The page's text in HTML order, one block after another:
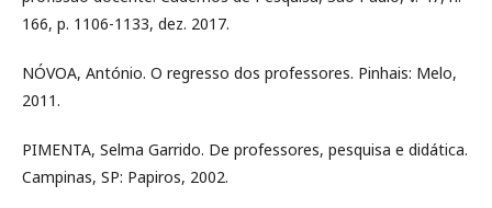
166, p. 1106-1133, dez. 2017.
NÓVOA, António. O regresso dos professores. Pinhais: Melo,
2011.
PIMENTA, Selma Garrido. De professores, pesquisa e didática.
Campinas, SP: Papiros, 2002.